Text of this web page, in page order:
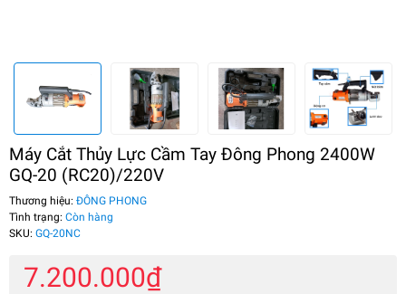
Máy Cắt Thủy Lực Cầm Tay Đông Phong 2400W
GQ-20 (RC20)/220V
Thương hiệu: ĐÔNG PHONG
Tình trạng: Còn hàng
SKU: GQ-20NC
7.200.000₫